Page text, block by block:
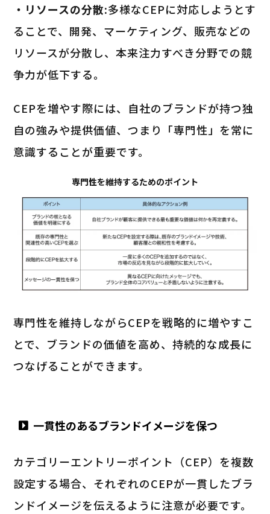
・リソースの分散:多様なCEPに対応しようとす
ることで、開発、マーケティング、販売などの
リソースが分散し、本来注力すべき分野での競
争力が低下する。
CEPを増やす際には、自社のブランドが持つ独
自の強みや提供価値、つまり「専門性」を常に
意識することが重要です。
専門性を維持するためのポイント
専門性を維持しながらCEPを戦略的に増やすこ
とで、ブランドの価値を高め、持続的な成長に
つなげることができます。
一貫性のあるブランドイメージを保つ
カテゴリーエントリーポイント（CEP）を複数
設定する場合、それぞれのCEPが一貫したブラ
ンドイメージを伝えるように注意が必要です。